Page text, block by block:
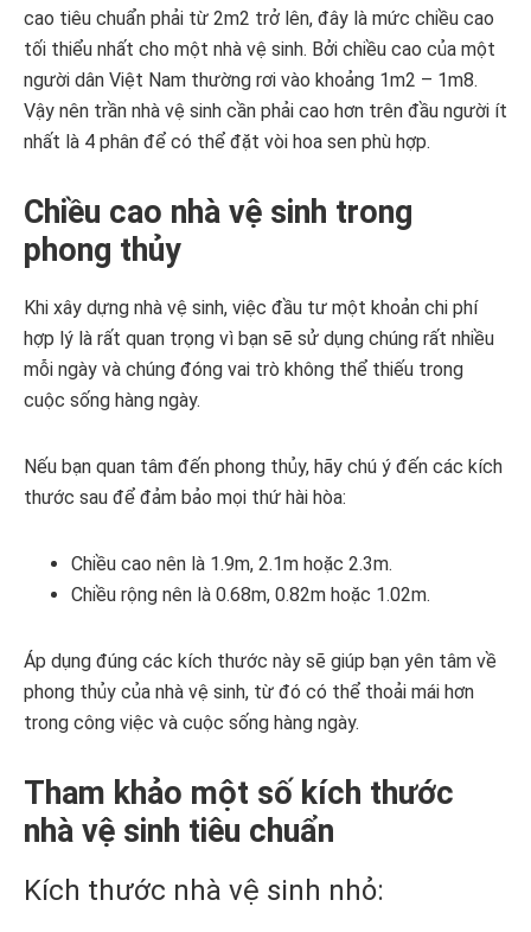
cao tiêu chuẩn phải từ 2m2 trở lên, đây là mức chiều cao
tối thiểu nhất cho một nhà vệ sinh. Bởi chiều cao của một
người dân Việt Nam thường rơi vào khoảng 1m2 – 1m8.
Vậy nên trần nhà vệ sinh cần phải cao hơn trên đầu người ít
nhất là 4 phân để có thể đặt vòi hoa sen phù hợp.
Chiều cao nhà vệ sinh trong
phong thủy
Khi xây dựng nhà vệ sinh, việc đầu tư một khoản chi phí
hợp lý là rất quan trọng vì bạn sẽ sử dụng chúng rất nhiều
mỗi ngày và chúng đóng vai trò không thể thiếu trong
cuộc sống hàng ngày.
Nếu bạn quan tâm đến phong thủy, hãy chú ý đến các kích
thước sau để đảm bảo mọi thứ hài hòa:
Chiều cao nên là 1.9m, 2.1m hoặc 2.3m.
Chiều rộng nên là 0.68m, 0.82m hoặc 1.02m.
Áp dụng đúng các kích thước này sẽ giúp bạn yên tâm về
phong thủy của nhà vệ sinh, từ đó có thể thoải mái hơn
trong công việc và cuộc sống hàng ngày.
Tham khảo một số kích thước
nhà vệ sinh tiêu chuẩn
Kích thước nhà vệ sinh nhỏ: